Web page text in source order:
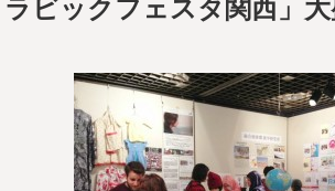
ラビックフェスタ関西」